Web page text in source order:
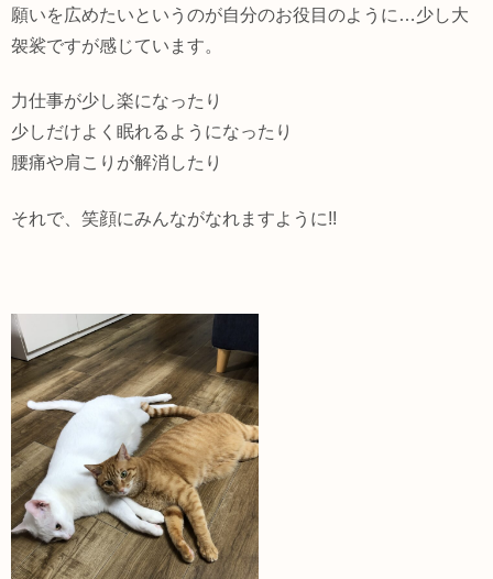
願いを広めたいというのが自分のお役目のように…少し大
袈裟ですが感じています。
力仕事が少し楽になったり
少しだけよく眠れるようになったり
腰痛や肩こりが解消したり
それで、笑顔にみんながなれますように!!